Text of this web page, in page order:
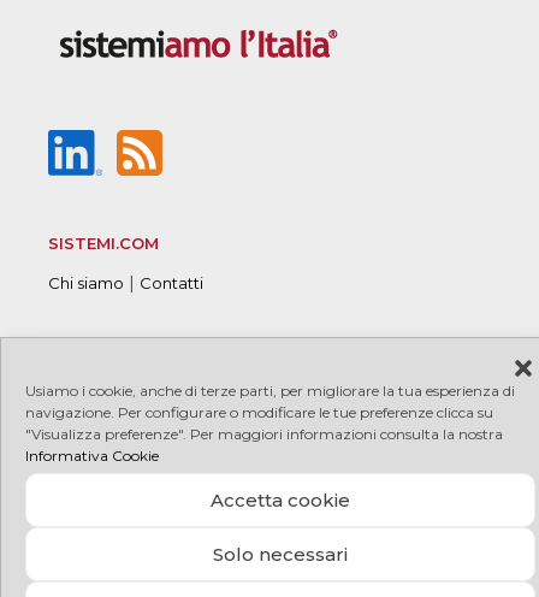
Usiamo i cookie, anche di terze parti, per migliorare la tua esperienza di
navigazione. Per configurare o modificare le tue preferenze clicca su
"Visualizza preferenze". Per maggiori informazioni consulta la nostra
Informativa Cookie
Accetta cookie
Solo necessari
SISTEMI.COM
Chi siamo | Contatti
© 2026 Sistemi S.p.A. P.I. 08245660017|Copyright|
PRIVACY| COOKIE|Credits